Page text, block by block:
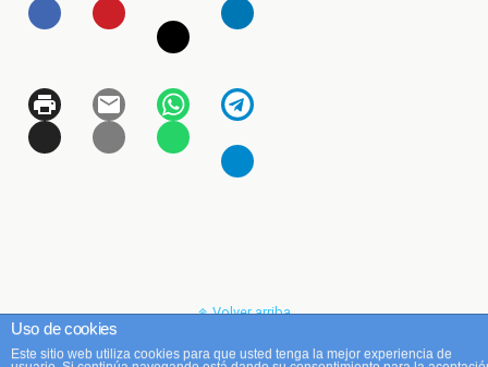
Volver arriba
Uso de cookies
Este sitio web utiliza cookies para que usted tenga la mejor experiencia de